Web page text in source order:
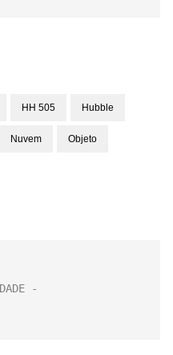
HH 505 Hubble
Nuvem Objeto